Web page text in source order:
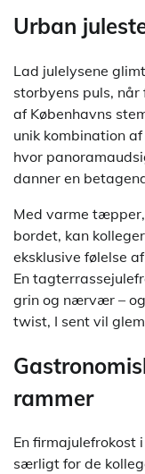
Urban
Lad julelysene
storbyens puls,
af Københavns
unik kombination
hvor
danner en
Med varme
bordet, kan
eksklusive følelse
En
grin og nærvær –
twist, I sent vil
rammer
En firmajulefrokost
særligt for de